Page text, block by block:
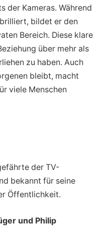
der Kameras. Während
bildet er den
Bereich. Diese klare
über mehr als
zu haben. Auch
bleibt, macht
viele Menschen
der TV-
bekannt für seine
Öffentlichkeit.
und Philip